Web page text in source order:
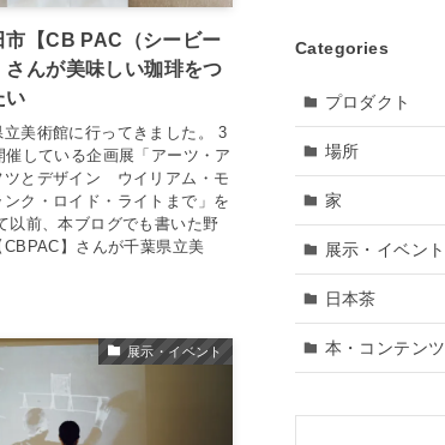
市【CB PAC（シービー
さんが美味しい珈琲をつ
い
美術館に行ってきました。 3
催している企画展「アーツ・ア
ツとデザイン ウイリアム・モ
ンク・ロイド・ライトまで」を
以前、本ブログでも書いた野
CBPAC】さんが千葉県立美
展示・イベント
Categories
プロダクト
場所
家
展示・イベント
日本茶
本・コンテンツ